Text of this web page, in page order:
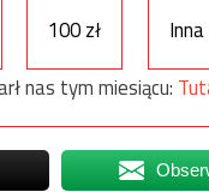
100 zł
nas tym miesiącu: